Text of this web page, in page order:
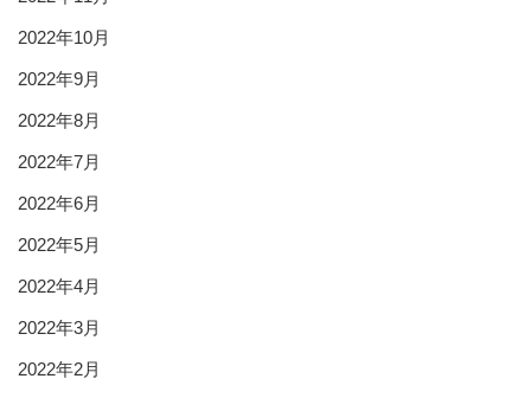
2022年10月
2022年9月
2022年8月
2022年7月
2022年6月
2022年5月
2022年4月
2022年3月
2022年2月